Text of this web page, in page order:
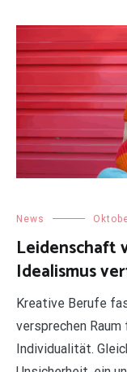
News
Leidenschaft
Idealismus
Kreative Berufe
versprechen
Individualität.